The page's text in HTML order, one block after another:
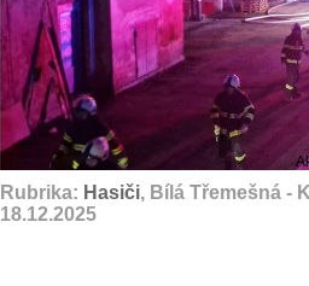
Rubrika: Hasiči, Bílá Třemešná -
18.12.2025